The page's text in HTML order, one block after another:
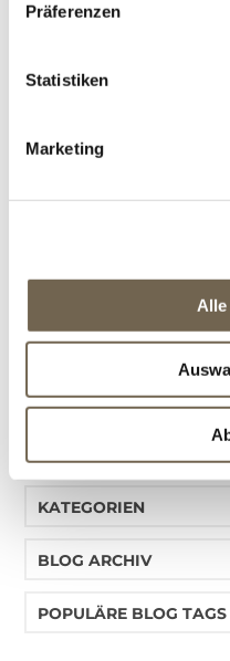
Präferenzen
Statistiken
Marketing
Alle
KATEGORIEN
BLOG ARCHIV
POPULÄRE BLOG TAGS